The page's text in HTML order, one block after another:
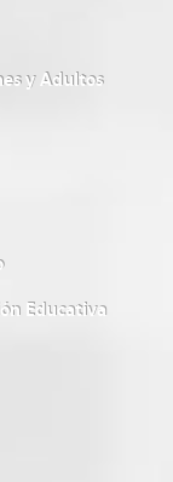
y Adultos
Educativa